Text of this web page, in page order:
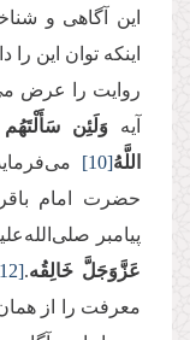
این آگاهی و
اینکه توان این
روایت را عرض
آیه وَلَئِن
اللَّهُ[10]
حضرت امام
پیامبر
عَزَّوَجَلَّ خَالِقُه.
معرفت را از همان